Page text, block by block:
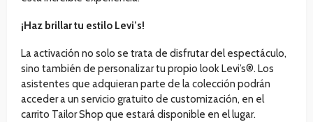
¡Haz brillar tu estilo Levi’s!
La activación no solo se trata de disfrutar del espectáculo,
sino también de personalizar tu propio look Levi’s®. Los
asistentes que adquieran parte de la colección podrán
acceder a un servicio gratuito de customización, en el
carrito Tailor Shop que estará disponible en el lugar.